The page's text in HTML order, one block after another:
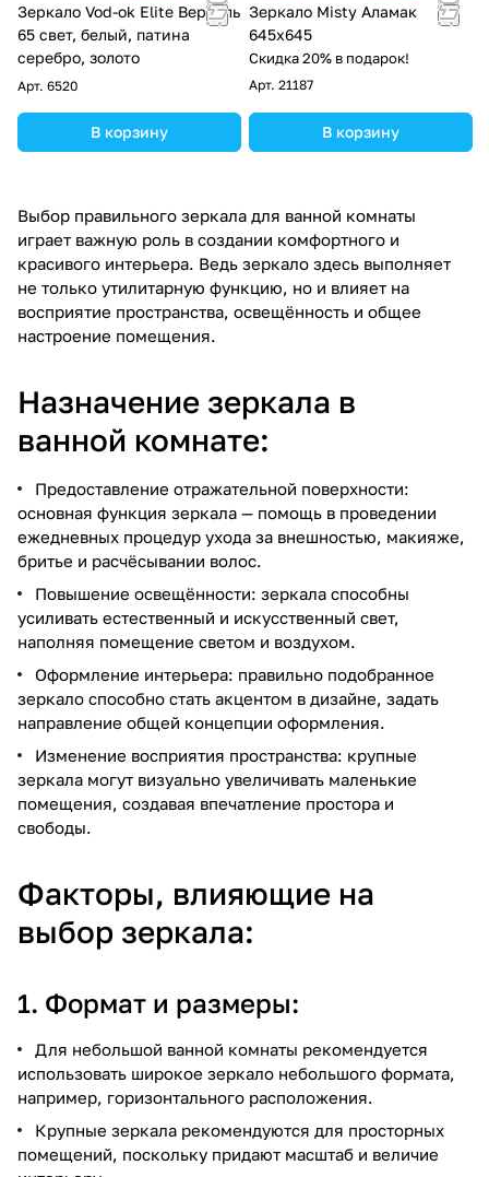
Зеркало Vod-ok Elite Версаль
65 свет, белый, патина
серебро, золото
Арт. 6520
В корзину
Зеркало Misty Аламак
645x645
Скидка 20% в подарок!
Арт. 21187
В корзину
Выбор правильного зеркала для ванной комнаты
играет важную роль в создании комфортного и
красивого интерьера. Ведь зеркало здесь выполняет
не только утилитарную функцию, но и влияет на
восприятие пространства, освещённость и общее
настроение помещения.
Назначение зеркала в
ванной комнате:
Предоставление отражательной поверхности:
основная функция зеркала — помощь в проведении
ежедневных процедур ухода за внешностью, макияже,
бритье и расчёсывании волос.
Повышение освещённости: зеркала способны
усиливать естественный и искусственный свет,
наполняя помещение светом и воздухом.
Оформление интерьера: правильно подобранное
зеркало способно стать акцентом в дизайне, задать
направление общей концепции оформления.
Изменение восприятия пространства: крупные
зеркала могут визуально увеличивать маленькие
помещения, создавая впечатление простора и
свободы.
Факторы, влияющие на
выбор зеркала:
1. Формат и размеры:
Для небольшой ванной комнаты рекомендуется
использовать широкое зеркало небольшого формата,
например, горизонтального расположения.
Крупные зеркала рекомендуются для просторных
помещений, поскольку придают масштаб и величие